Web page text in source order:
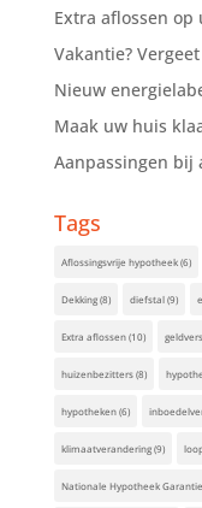
Extra aflossen
Vakantie?
Nieuw
Maak uw huis
Aanpassingen bij
Tags
Aflossingsvrije hypotheek(6)
Dekking(8) diefstal(9)
Extra aflossen(10)
huizenbezitters(8)
hypotheken(6)
klimaatverandering(9)
Nationale Hypotheek Garantie